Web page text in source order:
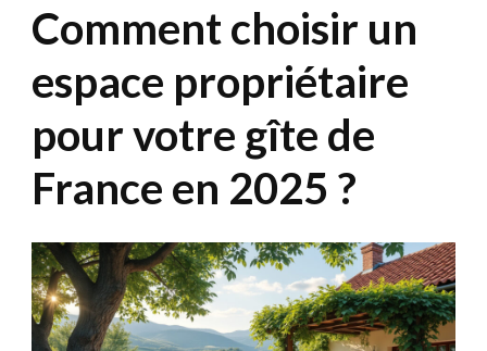
Comment choisir un
espace propriétaire
pour votre gîte de
France en 2025 ?